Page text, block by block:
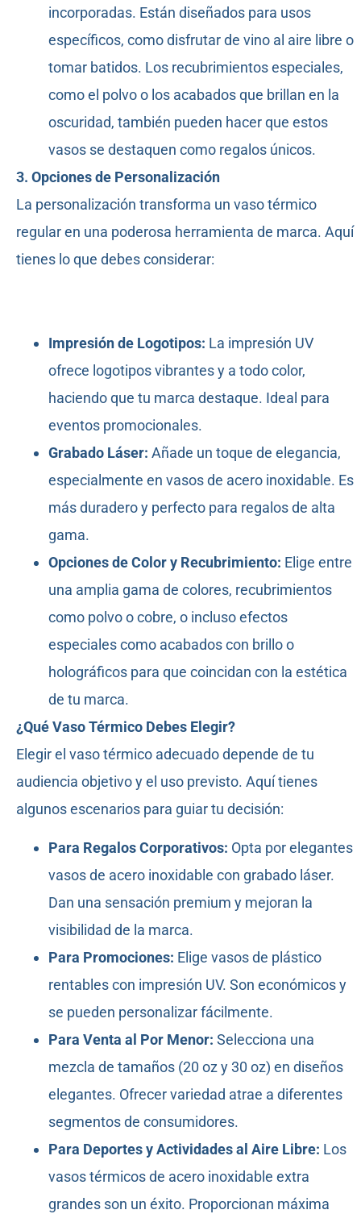
incorporadas. Están diseñados para usos
específicos, como disfrutar de vino al aire libre o
tomar batidos. Los recubrimientos especiales,
como el polvo o los acabados que brillan en la
oscuridad, también pueden hacer que estos
vasos se destaquen como regalos únicos.
3. Opciones de Personalización
La personalización transforma un vaso térmico
regular en una poderosa herramienta de marca. Aquí
tienes lo que debes considerar:
Impresión de Logotipos: La impresión UV
ofrece logotipos vibrantes y a todo color,
haciendo que tu marca destaque. Ideal para
eventos promocionales.
Grabado Láser: Añade un toque de elegancia,
especialmente en vasos de acero inoxidable. Es
más duradero y perfecto para regalos de alta
gama.
Opciones de Color y Recubrimiento: Elige entre
una amplia gama de colores, recubrimientos
como polvo o cobre, o incluso efectos
especiales como acabados con brillo o
holográficos para que coincidan con la estética
de tu marca.
¿Qué Vaso Térmico Debes Elegir?
Elegir el vaso térmico adecuado depende de tu
audiencia objetivo y el uso previsto. Aquí tienes
algunos escenarios para guiar tu decisión:
Para Regalos Corporativos: Opta por elegantes
vasos de acero inoxidable con grabado láser.
Dan una sensación premium y mejoran la
visibilidad de la marca.
Para Promociones: Elige vasos de plástico
rentables con impresión UV. Son económicos y
se pueden personalizar fácilmente.
Para Venta al Por Menor: Selecciona una
mezcla de tamaños (20 oz y 30 oz) en diseños
elegantes. Ofrecer variedad atrae a diferentes
segmentos de consumidores.
Para Deportes y Actividades al Aire Libre: Los
vasos térmicos de acero inoxidable extra
grandes son un éxito. Proporcionan máxima